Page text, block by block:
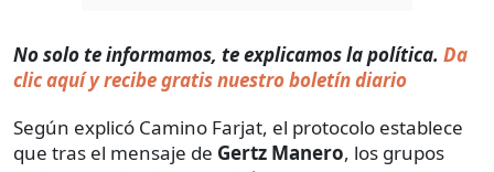
No solo te informamos, te explicamos la política. Da
clic aquí y recibe gratis nuestro boletín diario
Según explicó Camino Farjat, el protocolo establece
que tras el mensaje de Gertz Manero, los grupos